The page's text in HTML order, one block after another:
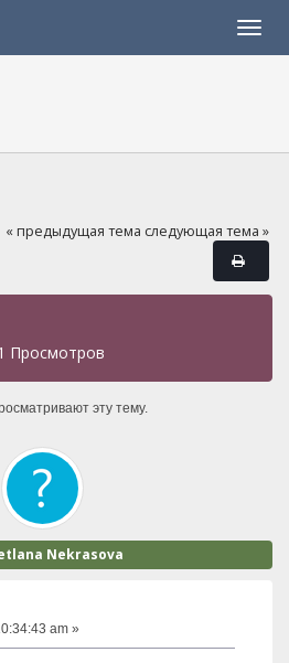
« предыдущая тема следующая тема »
Просмотров
эту тему.
Nekrasova
am »